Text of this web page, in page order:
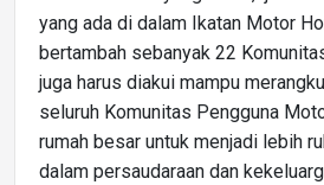
yang ada di dalam Ikatan Motor
bertambah sebanyak 22
juga harus diakui mampu
seluruh Komunitas Pengguna
rumah besar untuk menjadi lebih
dalam persaudaraan dan